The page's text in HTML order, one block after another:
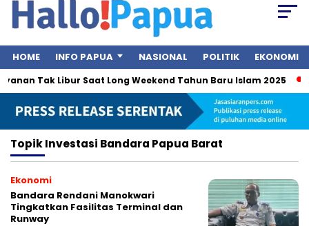
HOME INFO PAPUA NASIONAL POLITIK EKONOMI
Tak Libur Saat Long Weekend Tahun Baru Islam 2025
TopikInvestasi Bandara Papua Barat
Ekonomi
Bandara Rendani Manokwari
Tingkatkan Fasilitas Terminal dan
Runway